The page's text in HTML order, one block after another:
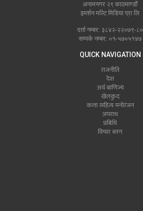
अनामनगर २९ काठमाण्डौं
इमर्शन मल्टि मिडिया प्रा लि
दर्ता नम्बर: ३८४२-२२०७९-८०
सम्पर्क नम्बर: ०१-५७०५१४७
QUICK NAVIGATION
राजनीति
देश
अर्थ बाणिज्य
खेलकुद
कला सहित्य मनोरंजन
अपराध
प्रबिधि
विचार ब्लग